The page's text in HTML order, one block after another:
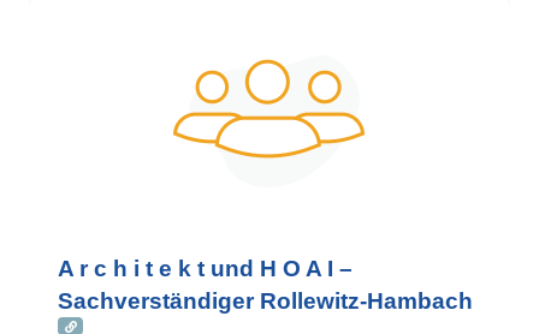
A r c h i t e k t und H O A I –
Sachverständiger Rollewitz-Hambach